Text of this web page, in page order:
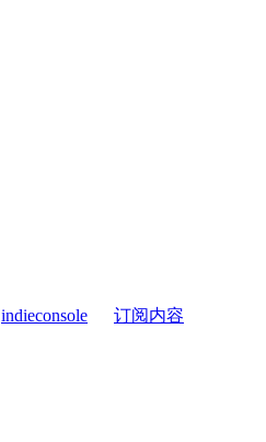
indieconsole 订阅内容